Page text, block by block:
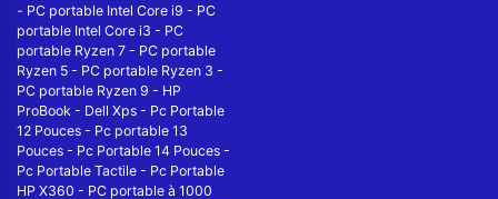
- PC portable Intel Core i9 - PC
portable Intel Core i3 - PC
portable Ryzen 7 - PC portable
Ryzen 5 - PC portable Ryzen 3 -
PC portable Ryzen 9 - HP
ProBook - Dell Xps - Pc Portable
12 Pouces - Pc portable 13
Pouces - Pc Portable 14 Pouces -
Pc Portable Tactile - Pc Portable
HP X360 - PC portable à 1000